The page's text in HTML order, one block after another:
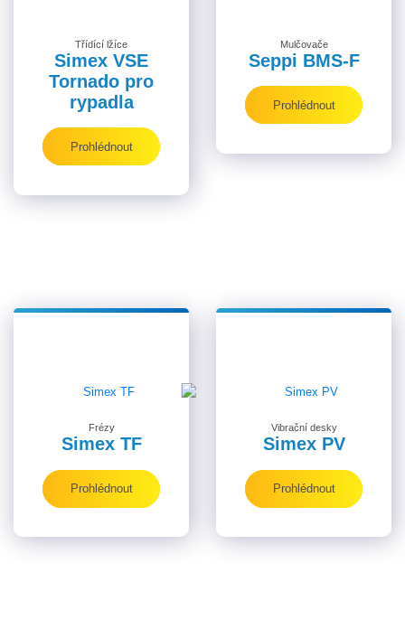
Třídící lžíce
Simex VSE
Tornado pro
rypadla
Prohlédnout
Mulčovače
Seppi BMS-F
Prohlédnout
Frézy
Simex TF
Prohlédnout
Vibrační desky
Simex PV
Prohlédnout